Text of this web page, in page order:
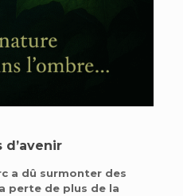
a dû surmonter des
perte de plus de la